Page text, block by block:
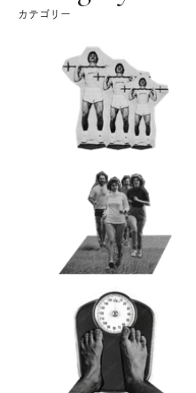
カテゴリー